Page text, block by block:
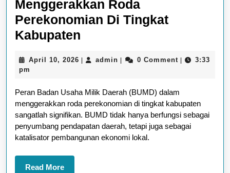
Menggerakkan Roda
Perekonomian Di Tingkat
Kabupaten
Dalam
Roda
Perekonomian
Di
Tingkat
April 10, 2026 Apriladmin admin0 Comment
3:33
pm
Peran Badan Usaha Milik Daerah (BUMD) dalam
menggerakkan roda perekonomian di tingkat kabupaten
sangatlah signifikan. BUMD tidak hanya berfungsi sebagai
penyumbang pendapatan daerah, tetapi juga sebagai
katalisator pembangunan ekonomi lokal.
Read MoreRead